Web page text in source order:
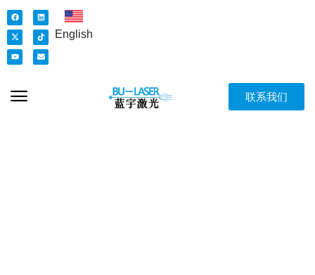
English
联系我们